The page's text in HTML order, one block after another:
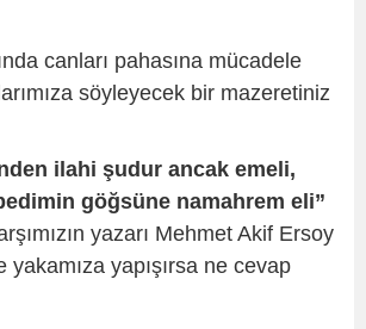
canları pahasına mücadele
söyleyecek bir mazeretiniz
ilahi şudur ancak emeli,
göğsüne namahrem eli”
yazarı Mehmet Akif Ersoy
yakamıza yapışırsa ne cevap